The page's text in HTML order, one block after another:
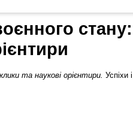
та наукові орієнтири. Успіхи